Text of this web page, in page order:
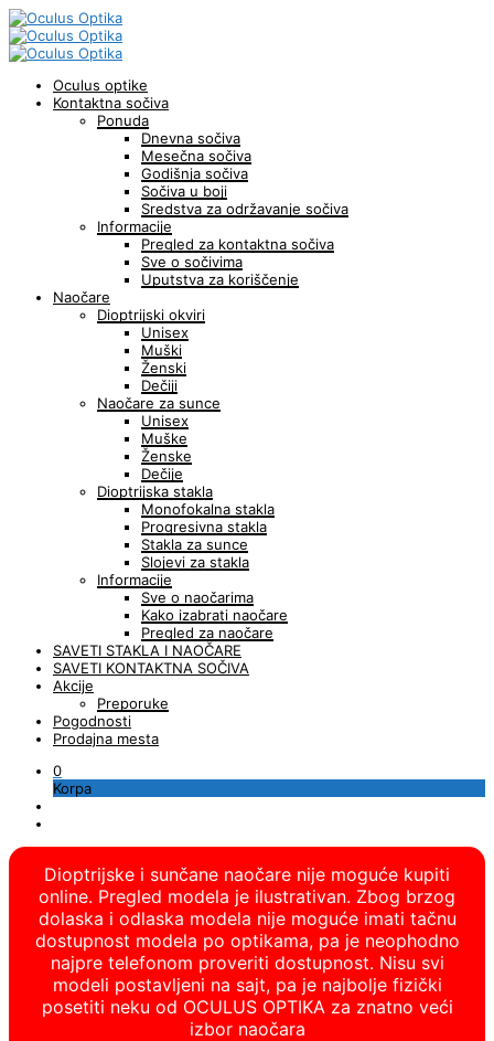
Oculus optike
Kontaktna sočiva
Ponuda
Dnevna sočiva
Mesečna sočiva
Godišnja sočiva
Sočiva u boji
Sredstva za održavanje sočiva
Informacije
Pregled za kontaktna sočiva
Sve o sočivima
Uputstva za koriščenje
Naočare
Dioptrijski okviri
Unisex
Muški
Ženski
Dečiji
Naočare za sunce
Unisex
Muške
Ženske
Dečije
Dioptrijska stakla
Monofokalna stakla
Progresivna stakla
Stakla za sunce
Slojevi za stakla
Informacije
Sve o naočarima
Kako izabrati naočare
Pregled za naočare
SAVETI STAKLA I NAOČARE
SAVETI KONTAKTNA SOČIVA
Akcije
Preporuke
Pogodnosti
Prodajna mesta
0
Korpa
Dioptrijske i sunčane naočare nije moguće kupiti
online. Pregled modela je ilustrativan. Zbog brzog
dolaska i odlaska modela nije moguće imati tačnu
dostupnost modela po optikama, pa je neophodno
najpre telefonom proveriti dostupnost. Nisu svi
modeli postavljeni na sajt, pa je najbolje fizički
posetiti neku od OCULUS OPTIKA za znatno veći
izbor naočara